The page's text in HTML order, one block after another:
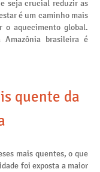
seja crucial reduzir as
é um caminho mais
o aquecimento global.
Amazônia brasileira é
quente da
mais quentes, o que
foi exposta a maior